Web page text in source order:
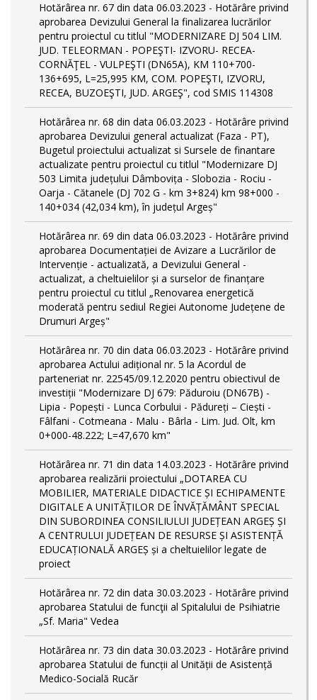
Hotărârea nr. 67 din data 06.03.2023 - Hotărâre privind
aprobarea Devizului General la finalizarea lucrărilor
pentru proiectul cu titlul "MODERNIZARE DJ 504 LIM.
JUD. TELEORMAN - POPEŞTI- IZVORU- RECEA-
CORNĂŢEL - VULPEŞTI (DN65A), KM 110+700-
136+695, L=25,995 KM, COM. POPEŞTI, IZVORU,
RECEA, BUZOEŞTI, JUD. ARGEŞ", cod SMIS 114308
Hotărârea nr. 68 din data 06.03.2023 - Hotărâre privind
aprobarea Devizului general actualizat (Faza - PT),
Bugetul proiectului actualizat si Sursele de finantare
actualizate pentru proiectul cu titlul "Modernizare DJ
503 Limita județului Dâmbovița - Slobozia - Rociu -
Oarja - Cătanele (DJ 702 G - km 3+824) km 98+000 -
140+034 (42,034 km), în județul Argeș"
Hotărârea nr. 69 din data 06.03.2023 - Hotărâre privind
aprobarea Documentației de Avizare a Lucrărilor de
Intervenție - actualizată, a Devizului General -
actualizat, a cheltuielilor și a surselor de finanțare
pentru proiectul cu titlul „Renovarea energetică
moderată pentru sediul Regiei Autonome Județene de
Drumuri Argeș"
Hotărârea nr. 70 din data 06.03.2023 - Hotărâre privind
aprobarea Actului adițional nr. 5 la Acordul de
parteneriat nr. 22545/09.12.2020 pentru obiectivul de
investiții "Modernizare DJ 679: Păduroiu (DN67B) -
Lipia - Popești - Lunca Corbului - Pădureți – Ciești -
Fâlfani - Cotmeana - Malu - Bârla - Lim. Jud. Olt, km
0+000-48.222; L=47,670 km"
Hotărârea nr. 71 din data 14.03.2023 - Hotărâre privind
aprobarea realizării proiectului „DOTAREA CU
MOBILIER, MATERIALE DIDACTICE ȘI ECHIPAMENTE
DIGITALE A UNITĂȚILOR DE ÎNVĂȚĂMÂNT SPECIAL
DIN SUBORDINEA CONSILIULUI JUDEȚEAN ARGEȘ ȘI
A CENTRULUI JUDEȚEAN DE RESURSE ȘI ASISTENȚĂ
EDUCAȚIONALĂ ARGEȘ și a cheltuielilor legate de
proiect
Hotărârea nr. 72 din data 30.03.2023 - Hotărâre privind
aprobarea Statului de funcţii al Spitalului de Psihiatrie
„Sf. Maria" Vedea
Hotărârea nr. 73 din data 30.03.2023 - Hotărâre privind
aprobarea Statului de funcții al Unității de Asistență
Medico-Socială Rucăr